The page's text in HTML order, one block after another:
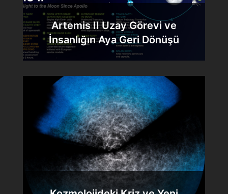
Artemis II Uzay Görevi ve
İnsanlığın Aya Geri Dönüşü